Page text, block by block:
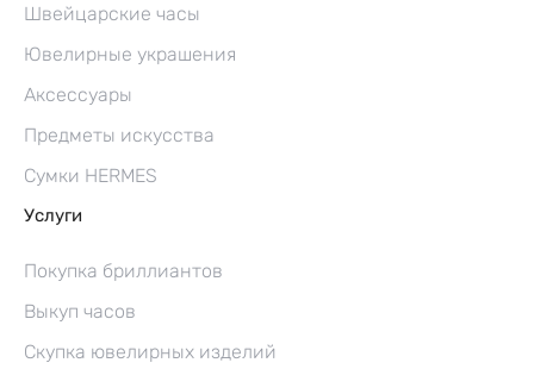
Швейцарские часы
Ювелирные украшения
Аксессуары
Предметы искусства
Сумки HERMES
Услуги
Покупка бриллиантов
Выкуп часов
Скупка ювелирных изделий